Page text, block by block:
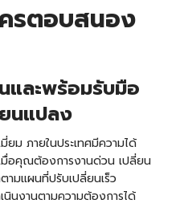
ครตอบสนอง
และพร้อมรับมือ
นแปลง
ยม ภายในประเทศมีความได้
มื่อคุณต้องการงานด่วน เปลี่ยน
มแผนที่ปรับเปลี่ยนเร็ว
นินงานตามความต้องการได้